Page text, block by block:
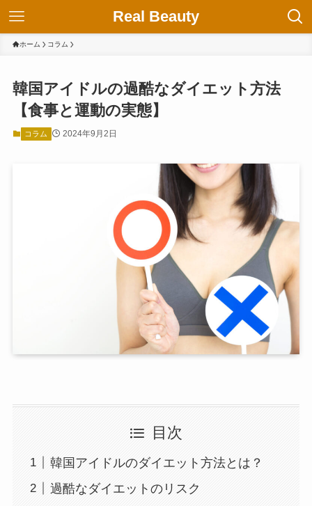
Real Beauty
ホーム コラム
韓国アイドルの過酷なダイエット方法
【食事と運動の実態】
コラム 2024年9月2日
目次
韓国アイドルのダイエット方法とは？
過酷なダイエットのリスク